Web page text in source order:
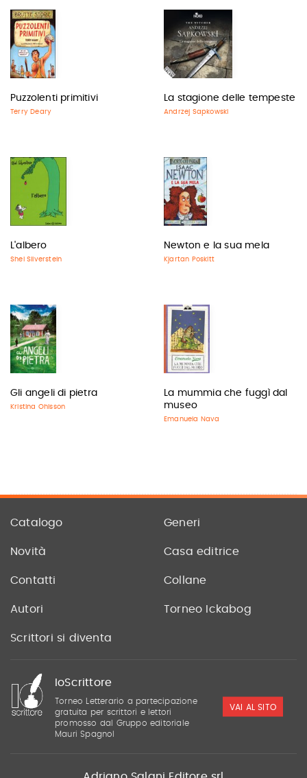
Puzzolenti primitivi
Terry Deary
La stagione delle tempeste
Andrzej Sapkowski
L'albero
Shel Silverstein
Newton e la sua mela
Kjartan Poskitt
Gli angeli di pietra
Kristina Ohlsson
La mummia che fuggì dal
museo
Emanuela Nava
Catalogo Generi
Novità Casa editrice
Contatti Collane
Autori Torneo Ickabog
Scrittori si diventa
IoScrittore
Torneo Letterario a partecipazione
gratuita per scrittori e lettori
promosso dal Gruppo editoriale
Mauri Spagnol
VAI AL SITO